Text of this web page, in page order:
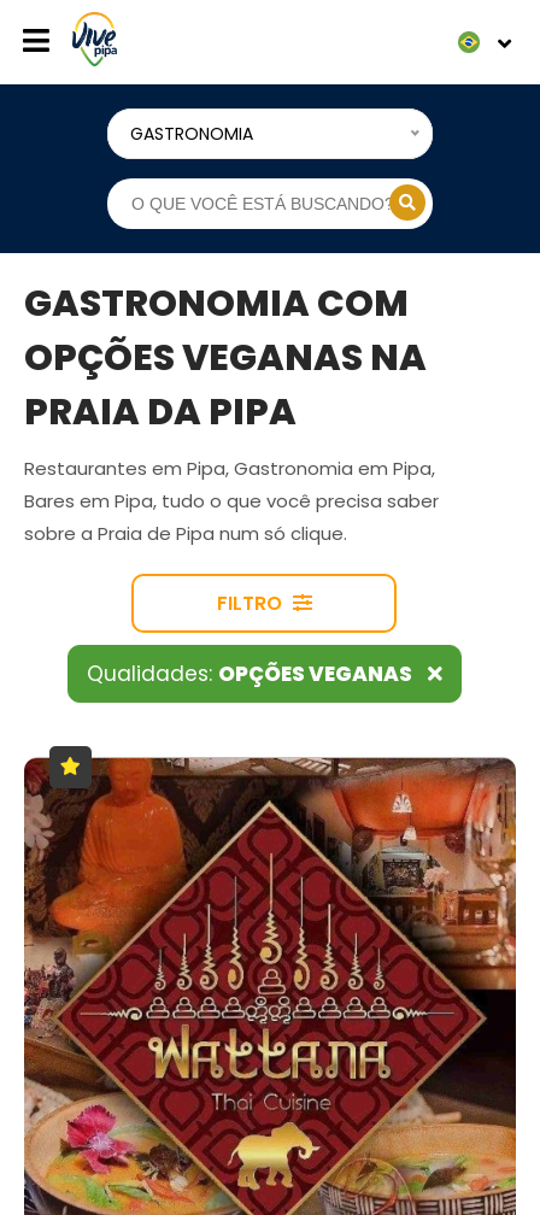
GASTRONOMIA
GASTRONOMIA COM
OPÇÕES VEGANAS NA
PRAIA DA PIPA
Restaurantes em Pipa, Gastronomia em Pipa,
Bares em Pipa, tudo o que você precisa saber
sobre a Praia de Pipa num só clique.
FILTRO
Qualidades: OPÇÕES VEGANAS